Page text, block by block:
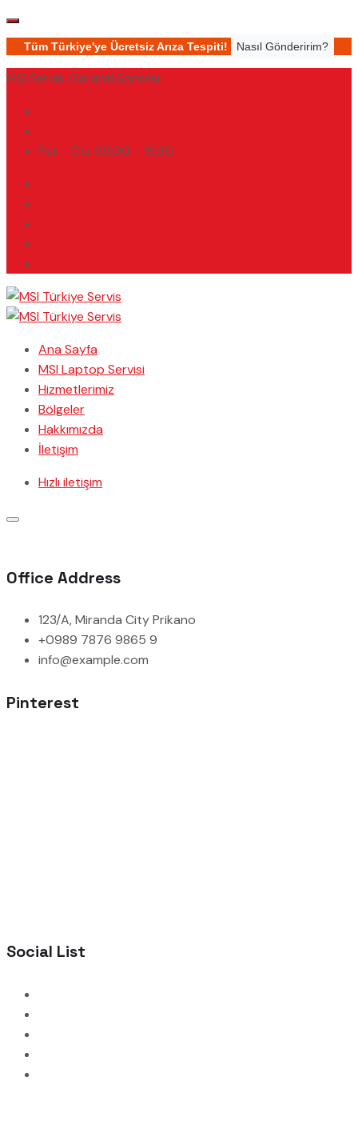
Tüm Türkiye'ye Ücretsiz Arıza Tespiti! Nasıl Gönderirim?
MSI Servis, Garanti Sonrası
Pzt - Cts 09.00 - 19.30
Ana Sayfa
MSI Laptop Servisi
Hizmetlerimiz
Bölgeler
Hakkımızda
İletişim
Hızlı iletişim
Office Address
123/A, Miranda City Prikano
+0989 7876 9865 9
info@example.com
Pinterest
Social List